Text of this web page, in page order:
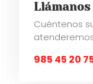
Llámanos
Cuéntenos
985 45 20